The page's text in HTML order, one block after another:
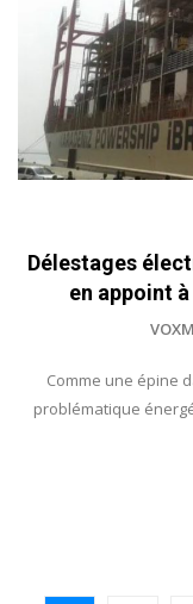
Délestages
en appoint
Comme une épine
problématique